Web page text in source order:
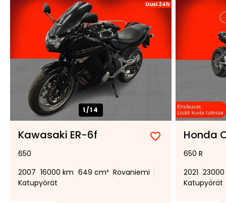
Uusi 24h
1/14
Kawasaki ER-6f
Lisää
suosikiksi
Poista
suosikeista
650
2007 16000 km 649 cm³ Rovaniemi
Katupyörät
Honda
650 R
2021
Katupyörät